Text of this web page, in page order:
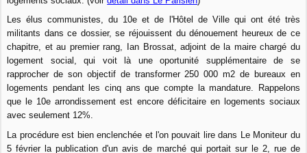
Les élus communistes, du 10e et de l'Hôtel de Ville qui ont été très
militants dans ce dossier, se réjouissent du dénouement heureux de ce
chapitre, et au premier rang, Ian Brossat, adjoint de la maire chargé du
logement social, qui voit là une oportunité supplémentaire de se
rapprocher de son objectif de transformer 250 000 m2 de bureaux en
logements pendant les cinq ans que compte la mandature. Rappelons
que le 10e arrondissement est encore déficitaire en logements sociaux
avec seulement 12%.
La procédure est bien enclenchée et l'on pouvait lire dans Le Moniteur du
5 février la publication d'un avis de marché qui portait sur le 2, rue de